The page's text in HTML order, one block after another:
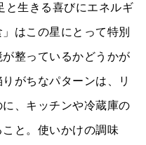
と生きる喜びにエネルギ
はこの星にとって特別
整っているかどうかが
がちなパターンは、リ
、キッチンや冷蔵庫の
と。使いかけの調味